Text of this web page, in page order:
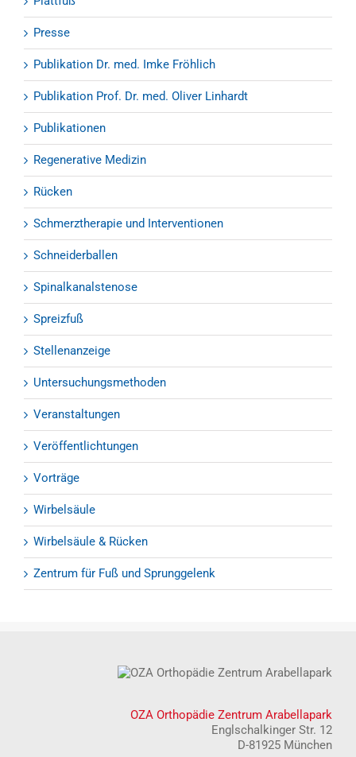
Presse
Publikation Dr. med. Imke Fröhlich
Publikation Prof. Dr. med. Oliver Linhardt
Publikationen
Regenerative Medizin
Rücken
Schmerztherapie und Interventionen
Schneiderballen
Spinalkanalstenose
Spreizfuß
Stellenanzeige
Untersuchungsmethoden
Veranstaltungen
Veröffentlichtungen
Vorträge
Wirbelsäule
Wirbelsäule & Rücken
Zentrum für Fuß und Sprunggelenk
OZA Orthopädie Zentrum Arabellapark
Englschalkinger Str. 12
D-81925 München